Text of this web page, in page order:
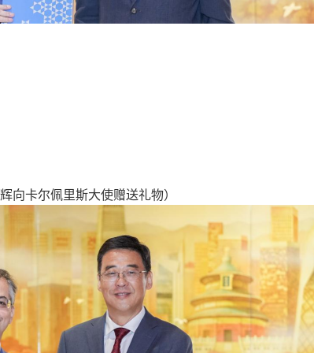
向卡尔佩里斯大使赠送礼物）